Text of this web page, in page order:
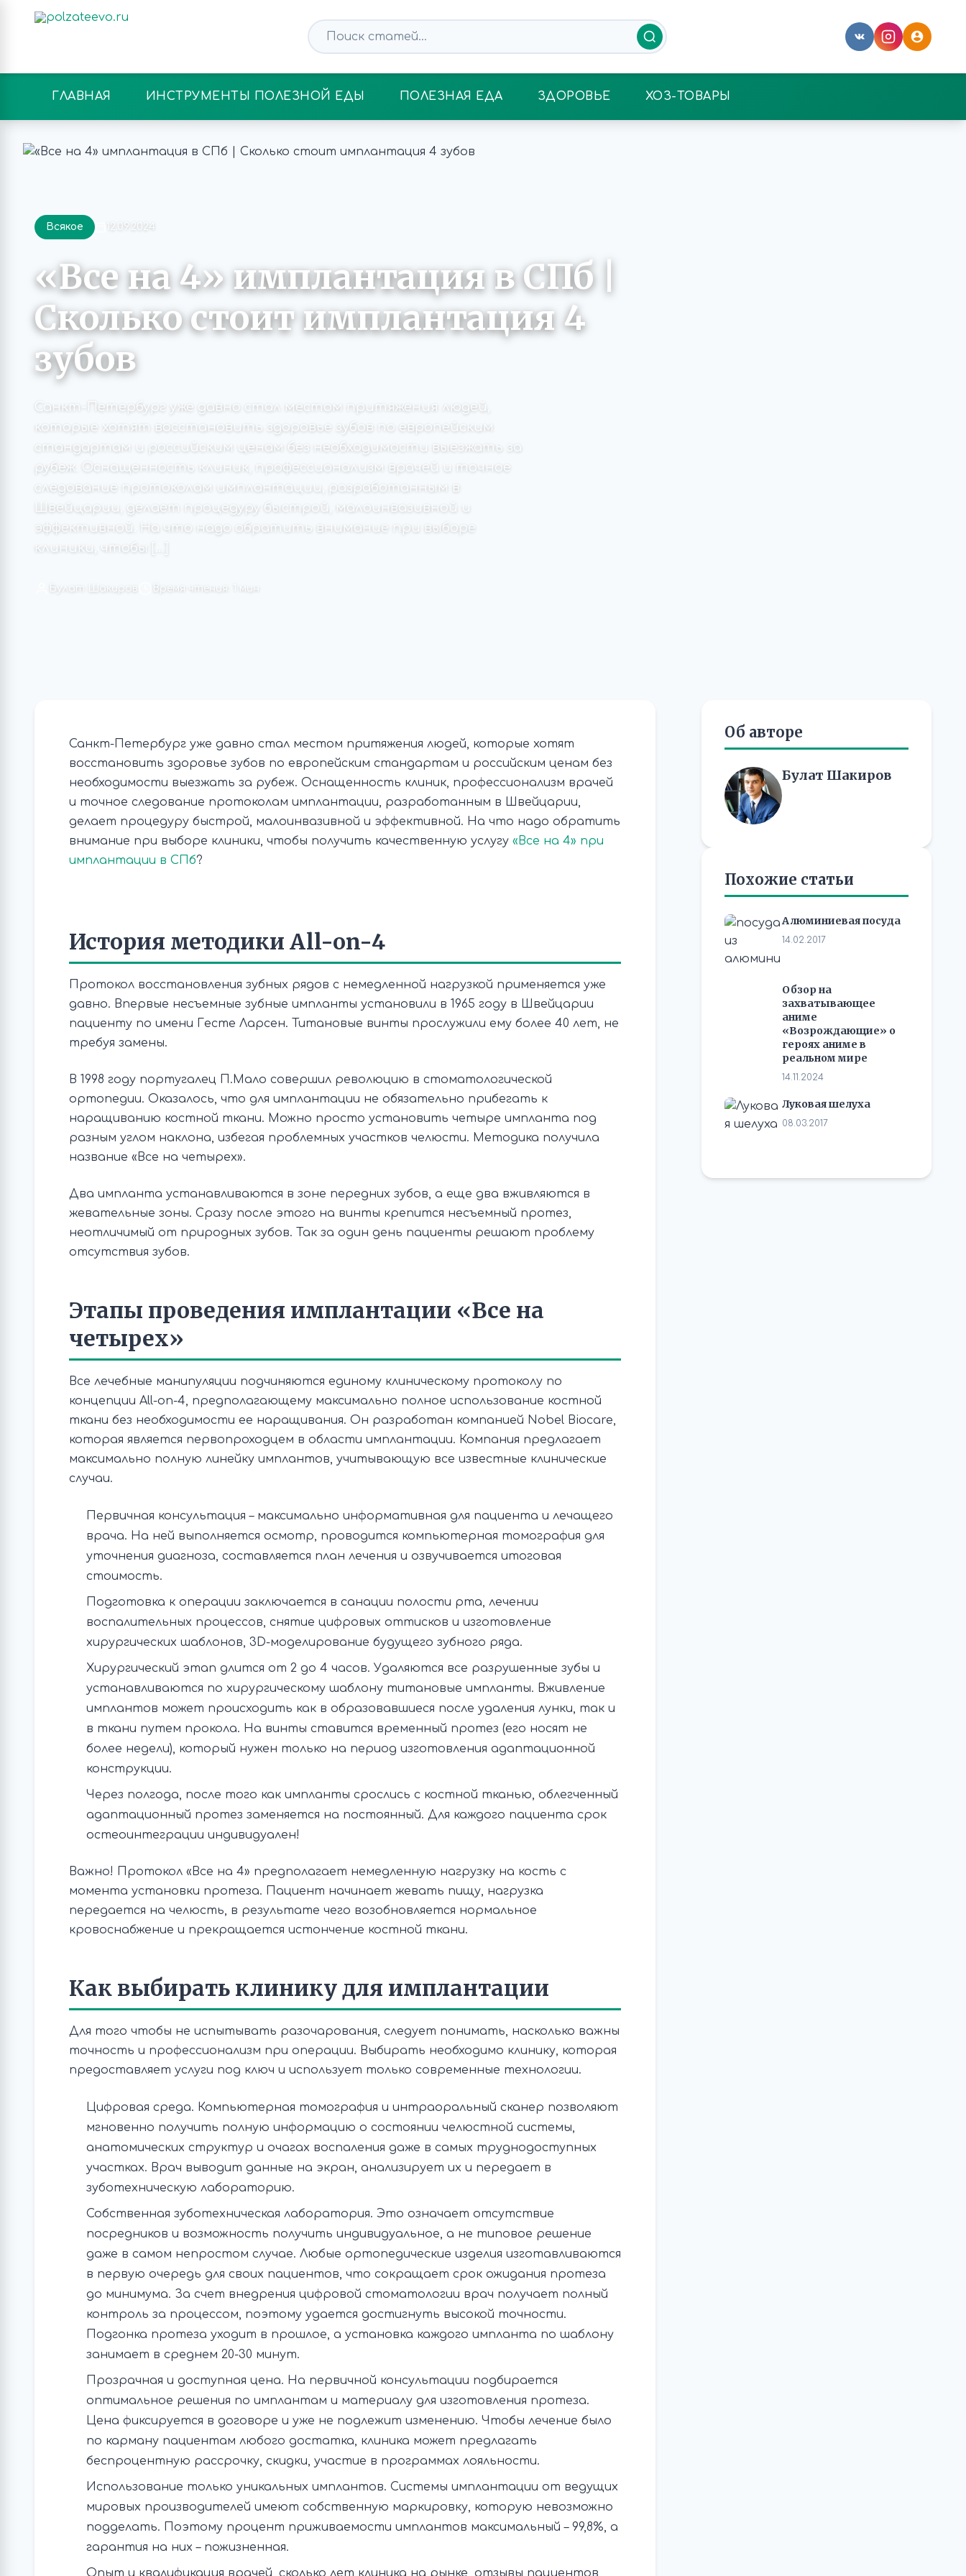
ГЛАВНАЯ ИНСТРУМЕНТЫ ПОЛЕЗНОЙ ЕДЫ ПОЛЕЗНАЯ ЕДА ЗДОРОВЬЕ ХОЗ-ТОВАРЫ
Всякое 12.09.2024
«Все на 4» имплантация в СПб |
Сколько стоит имплантация 4
зубов
Санкт-Петербург уже давно стал местом притяжения людей,
которые хотят восстановить здоровье зубов по европейским
стандартам и российским ценам без необходимости выезжать за
рубеж. Оснащенность клиник, профессионализм врачей и точное
следование протоколам имплантации, разработанным в
Швейцарии, делает процедуру быстрой, малоинвазивной и
эффективной. На что надо обратить внимание при выборе
клиники, чтобы […]
Булат Шакиров Время чтения: 1 мин
Санкт-Петербург уже давно стал местом притяжения людей, которые хотят
восстановить здоровье зубов по европейским стандартам и российским ценам без
необходимости выезжать за рубеж. Оснащенность клиник, профессионализм врачей
и точное следование протоколам имплантации, разработанным в Швейцарии,
делает процедуру быстрой, малоинвазивной и эффективной. На что надо обратить
внимание при выборе клиники, чтобы получить качественную услугу «Все на 4» при
имплантации в СПб?
История методики All-on-4
Протокол восстановления зубных рядов с немедленной нагрузкой применяется уже
давно. Впервые несъемные зубные импланты установили в 1965 году в Швейцарии
пациенту по имени Гесте Ларсен. Титановые винты прослужили ему более 40 лет, не
требуя замены.
В 1998 году португалец П.Мало совершил революцию в стоматологической
ортопедии. Оказалось, что для имплантации не обязательно прибегать к
наращиванию костной ткани. Можно просто установить четыре импланта под
разным углом наклона, избегая проблемных участков челюсти. Методика получила
название «Все на четырех».
Два импланта устанавливаются в зоне передних зубов, а еще два вживляются в
жевательные зоны. Сразу после этого на винты крепится несъемный протез,
неотличимый от природных зубов. Так за один день пациенты решают проблему
отсутствия зубов.
Этапы проведения имплантации «Все на
четырех»
Все лечебные манипуляции подчиняются единому клиническому протоколу по
концепции All-on-4, предполагающему максимально полное использование костной
ткани без необходимости ее наращивания. Он разработан компанией Nobel Biocare,
которая является первопроходцем в области имплантации. Компания предлагает
максимально полную линейку имплантов, учитывающую все известные клинические
случаи.
Первичная консультация – максимально информативная для пациента и лечащего
врача. На ней выполняется осмотр, проводится компьютерная томография для
уточнения диагноза, составляется план лечения и озвучивается итоговая
стоимость.
Подготовка к операции заключается в санации полости рта, лечении
воспалительных процессов, снятие цифровых оттисков и изготовление
хирургических шаблонов, 3D-моделирование будущего зубного ряда.
Хирургический этап длится от 2 до 4 часов. Удаляются все разрушенные зубы и
устанавливаются по хирургическому шаблону титановые импланты. Вживление
имплантов может происходить как в образовавшиеся после удаления лунки, так и
в ткани путем прокола. На винты ставится временный протез (его носят не
более недели), который нужен только на период изготовления адаптационной
конструкции.
Через полгода, после того как импланты срослись с костной тканью, облегченный
адаптационный протез заменяется на постоянный. Для каждого пациента срок
остеоинтеграции индивидуален!
Важно! Протокол «Все на 4» предполагает немедленную нагрузку на кость с
момента установки протеза. Пациент начинает жевать пищу, нагрузка
передается на челюсть, в результате чего возобновляется нормальное
кровоснабжение и прекращается истончение костной ткани.
Как выбирать клинику для имплантации
Для того чтобы не испытывать разочарования, следует понимать, насколько важны
точность и профессионализм при операции. Выбирать необходимо клинику, которая
предоставляет услуги под ключ и использует только современные технологии.
Цифровая среда. Компьютерная томография и интраоральный сканер позволяют
мгновенно получить полную информацию о состоянии челюстной системы,
анатомических структур и очагах воспаления даже в самых труднодоступных
участках. Врач выводит данные на экран, анализирует их и передает в
зуботехническую лабораторию.
Собственная зуботехническая лаборатория. Это означает отсутствие
посредников и возможность получить индивидуальное, а не типовое решение
даже в самом непростом случае. Любые ортопедические изделия изготавливаются
в первую очередь для своих пациентов, что сокращает срок ожидания протеза
до минимума. За счет внедрения цифровой стоматологии врач получает полный
контроль за процессом, поэтому удается достигнуть высокой точности.
Подгонка протеза уходит в прошлое, а установка каждого импланта по шаблону
занимает в среднем 20-30 минут.
Прозрачная и доступная цена. На первичной консультации подбирается
оптимальное решения по имплантам и материалу для изготовления протеза.
Цена фиксируется в договоре и уже не подлежит изменению. Чтобы лечение было
по карману пациентам любого достатка, клиника может предлагать
беспроцентную рассрочку, скидки, участие в программах лояльности.
Использование только уникальных имплантов. Системы имплантации от ведущих
мировых производителей имеют собственную маркировку, которую невозможно
подделать. Поэтому процент приживаемости имплантов максимальный – 99,8%, а
гарантия на них – пожизненная.
Опыт и квалификация врачей, сколько лет клиника на рынке, отзывы пациентов,
Об авторе
Булат Шакиров
Похожие статьи
Алюминиевая посуда
14.02.2017
Обзор на
захватывающее
аниме
«Возрождающие» о
героях аниме в
реальном мире
14.11.2024
Луковая шелуха
08.03.2017